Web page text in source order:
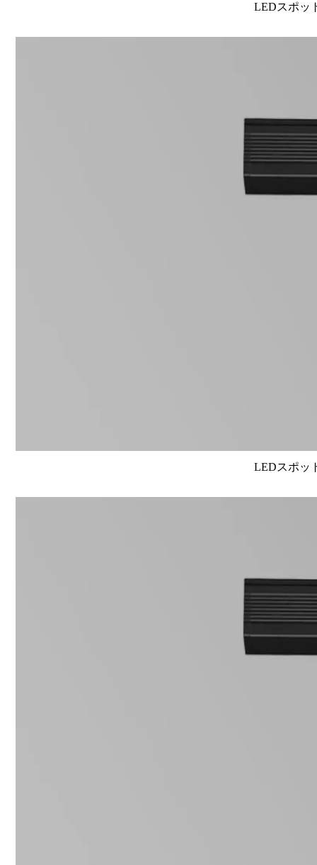
LEDスポッ
LEDスポッ